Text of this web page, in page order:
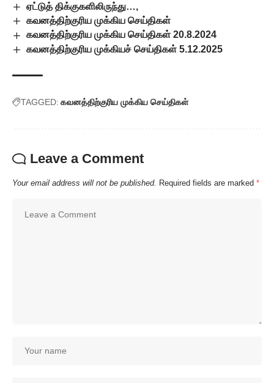
ஏட்டுத் திக்குகளிலிருந்து…,
கவனத்திற்குரிய முக்கிய செய்திகள்
கவனத்திற்குரிய முக்கிய செய்திகள் 20.8.2024
கவனத்திற்குரிய முக்கியச் செய்திகள் 5.12.2025
TAGGED: கவனத்திற்குரிய முக்கிய செய்திகள்
Leave a Comment
Your email address will not be published. Required fields are marked *